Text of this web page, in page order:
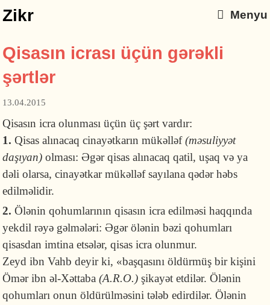
Zikr Menyu
Qisasın icrası üçün gərəkli
şərtlər
13.04.2015
Qisasın icra olunması üçün üç şərt vardır:
1.Qisas alınacaq cinayətkarın mükəlləf(məsuliyyət
daşıyan) olması: Əgər qisas alınacaq qatil, uşaq və ya
dəli olarsa, cinayətkar mükəlləf sayılana qədər həbs
edilməlidir.
2.Ölənin qohumlarının qisasın icra edilməsi haqqında
yekdil rəyə gəlmələri: Əgər ölənin bəzi qohumları
qisasdan imtina etsələr, qisas icra olunmur.
Zeyd ibn Vahb deyir ki, «başqasını öldürmüş bir kişini
Ömər ibn əl-Xəttaba(A.R.O.) şikayət etdilər. Ölənin
qohumları onun öldürülməsini tələb edirdilər. Ölənin